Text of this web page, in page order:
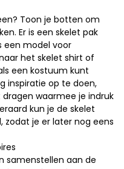
Toon je botten om
Er is een skelet pak
een model voor
het skelet shirt of
een kostuum kunt
inspiratie op te doen,
waarmee je indruk
kun je de skelet
je er later nog eens
samenstellen aan de